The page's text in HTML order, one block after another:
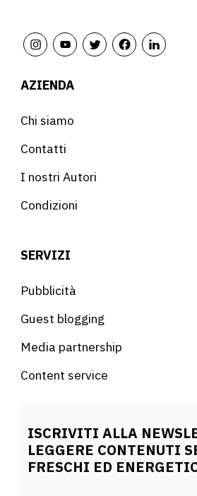
AZIENDA
Chi siamo
Contatti
I nostri Autori
Condizioni
SERVIZI
Pubblicità
Guest blogging
Media partnership
Content service
ISCRIVITI ALLA
LEGGERE CONTENUTI
FRESCHI ED